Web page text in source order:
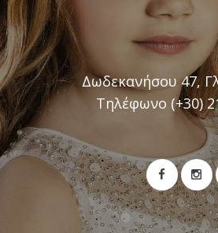
Δωδεκανήσου 47,
Τηλέφωνο (+30)